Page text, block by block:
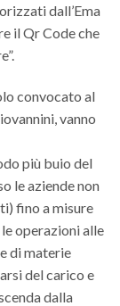
dall’Ema
il Qr Code che
convocato al
vanno
più buio del
le aziende non
fino a misure
operazioni alle
di materie
del carico e
dalla